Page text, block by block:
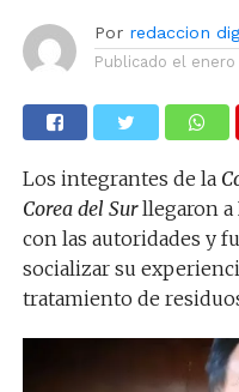
Por redaccion
Publicado el enero
Los integrantes de la
Corea del Surllegaron
con las autoridades y
socializar su
tratamiento de